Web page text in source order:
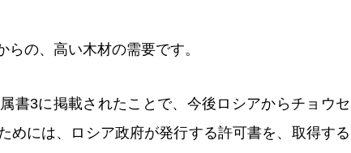
の、高い木材の需要です。
書3に掲載されたことで、今後ロシアからチョウセ
めには、ロシア政府が発行する許可書を、取得する